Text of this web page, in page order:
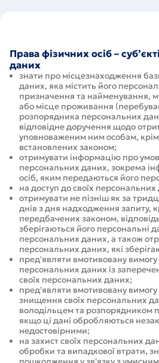
Права фізичних осіб –
даних
знати про місцезнаходження
даних, яка містить його
призначення та найменування,
або місце проживання
розпорядника персональних
відповідне доручення щодо
уповноваженим ним особам, крім
встановлених законом;
отримувати інформацію про
персональних даних, зокрема
осіб, яким передаються його
на доступ до своїх
отримувати не пізніш як за
днів з дня надходження запиту,
передбачених законом,
зберігаються його персональні
персональних даних, а також
персональних даних, які
пред'являти вмотивовану
персональних даних із
своїх персональних даних;
пред'являти вмотивовану
знищення своїх персональних
володільцем та розпорядником
якщо ці дані обробляються
недостовірними;
на захист своїх персональних
обробки та випадкової втрати,